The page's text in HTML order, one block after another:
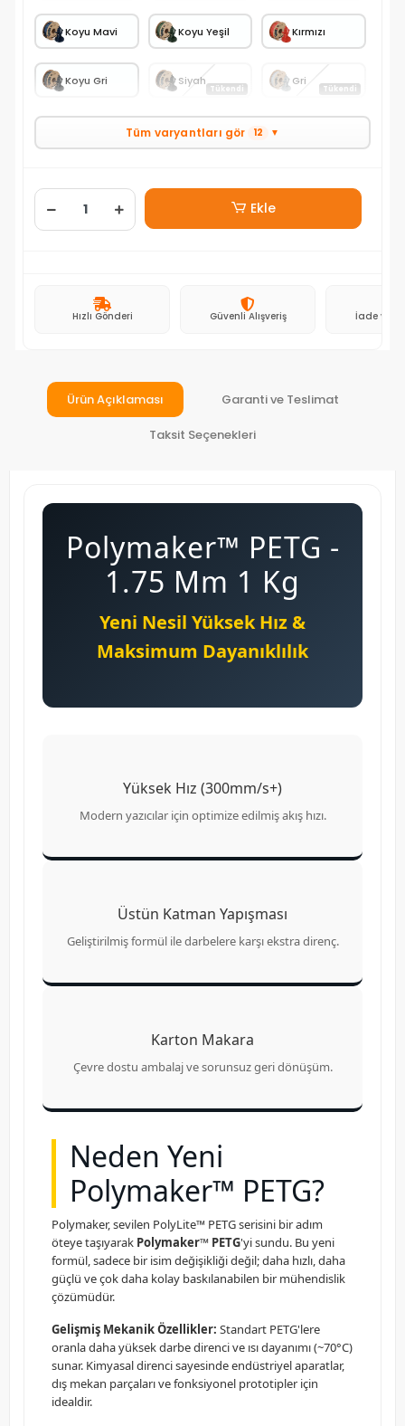
Koyu Mavi Koyu Yeşil Kırmızı
Koyu Gri Siyah
Tükendi
Gri
Tükendi
Tüm varyantları gör 12 ▼
Ekle
Hızlı Gönderi Güvenli Alışveriş İade ve
Ürün Açıklaması Garanti ve Teslimat
Taksit Seçenekleri
Polymaker™ PETG -
1.75 Mm 1 Kg
Yeni Nesil Yüksek Hız &
Maksimum Dayanıklılık
Yüksek Hız (300mm/s+)
Modern yazıcılar için optimize edilmiş akış hızı.
Üstün Katman Yapışması
Geliştirilmiş formül ile darbelere karşı ekstra direnç.
Karton Makara
Çevre dostu ambalaj ve sorunsuz geri dönüşüm.
Neden Yeni
Polymaker™ PETG?
Polymaker, sevilen PolyLite™ PETG serisini bir adım
öteye taşıyarak Polymaker™ PETG'yi sundu. Bu yeni
formül, sadece bir isim değişikliği değil; daha hızlı, daha
güçlü ve çok daha kolay baskılanabilen bir mühendislik
çözümüdür.
Gelişmiş Mekanik Özellikler: Standart PETG'lere
oranla daha yüksek darbe direnci ve ısı dayanımı (~70°C)
sunar. Kimyasal direnci sayesinde endüstriyel aparatlar,
dış mekan parçaları ve fonksiyonel prototipler için
idealdir.